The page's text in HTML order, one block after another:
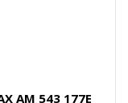
AM 543 177E